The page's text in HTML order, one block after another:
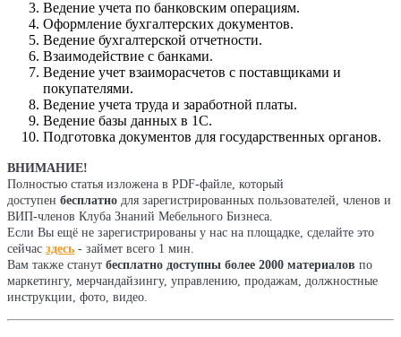
Ведение учета по банковским операциям.
Оформление бухгалтерских документов.
Ведение бухгалтерской отчетности.
Взаимодействие с банками.
Ведение учет взаиморасчетов с поставщиками и
покупателями.
Ведение учета труда и заработной платы.
Ведение базы данных в 1С.
Подготовка документов для государственных органов.
ВНИМАНИЕ!
Полностью статья изложена в PDF-файле, который
доступен бесплатно для зарегистрированных пользователей, членов и
ВИП-членов Клуба Знаний Мебельного Бизнеса.
Если Вы ещё не зарегистрированы у нас на площадке, сделайте это
сейчас здесь - займет всего 1 мин.
Вам также станут бесплатно доступны более 2000 материалов по
маркетингу, мерчандайзингу, управлению, продажам, должностные
инструкции, фото, видео.